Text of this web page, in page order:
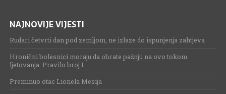
NAJNOVIJE VIJESTI
Rudari četvrti dan pod zemljom, ne izlaze do ispunjenja zahtjeva
Hronični bolesnici moraju da obrate pažnju na ovo tokom
ljetovanja: Pravilo broj 1.
Preminuo otac Lionela Mesija